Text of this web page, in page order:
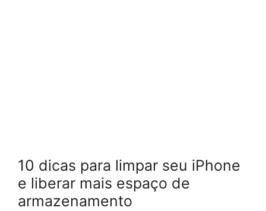
10 dicas para limpar seu iPhone
e liberar mais espaço de
armazenamento